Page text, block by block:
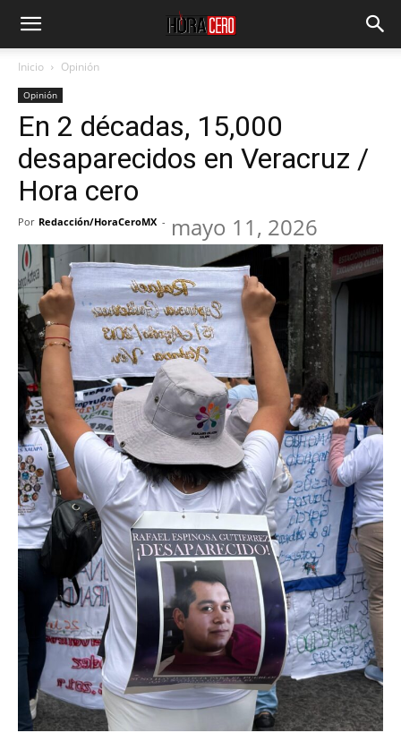
Inicio Opinión
Opinión
En 2 décadas, 15,000
desaparecidos en Veracruz /
Hora cero
Por Redacción/HoraCeroMX - mayo 11, 2026